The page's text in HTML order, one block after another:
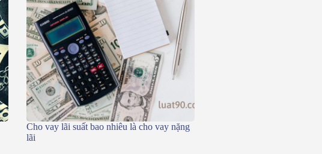
Cho vay lãi suất bao nhiêu là cho vay nặng
lãi